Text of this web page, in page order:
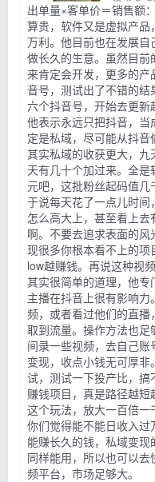
出单量×客单价＝销售额
算贵，软件又是虚拟产
万利。他目前也在发展自
做长久的生意。虽然目
来肯定会开发，更多的
音号，测试出了不错的
六个抖音号，开始去更新
他表示永远只把抖音，
定是私域，尽可能从抖音
其实私域的收获更大，
天有几十个加过来。全
元吧，这批粉丝起码值
于说每天花了一点儿时
怎么高大上，甚至看上
啊。不要去追求表面的
现很多你根本看不上的
low越赚钱。再说这种视
其实很简单的道理，他
主播在抖音上很有影响
频，或者看过他们的直
取到流量。操作方法也
间录一些视频，去自己
变现，收点小钱无可厚
试，测试一下投产比，
赚钱项目，真是路径越
这个玩法，放大一百倍一
你们觉得能不能日收入
能赚长久的钱，私域变
同样能用，所以也可以
频平台，市场足够大。